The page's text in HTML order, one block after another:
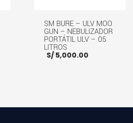
SM BURE – ULV MOO
GUN – NEBULIZADOR
PORTÁTIL ULV – 05
LITROS
S/5,000.00